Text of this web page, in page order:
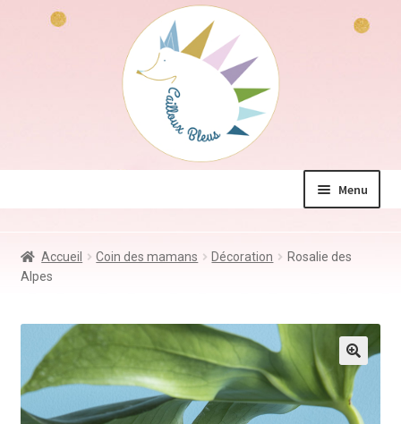
Menu
Jeux & Jouets
Coin des mamans
Kdo à – de 10€
Accueil Coin des mamans Décoration
Rosalie des
Alpes